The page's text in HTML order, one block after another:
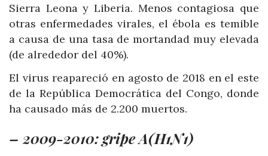
Sierra Leona y Liberia. Menos contagiosa que
otras enfermedades virales, el ébola es temible
a causa de una tasa de mortandad muy elevada
(de alrededor del 40%).
El virus reapareció en agosto de 2018 en el este
de la República Democrática del Congo, donde
ha causado más de 2.200 muertos.
– 2009-2010: gripe A(H1N1)